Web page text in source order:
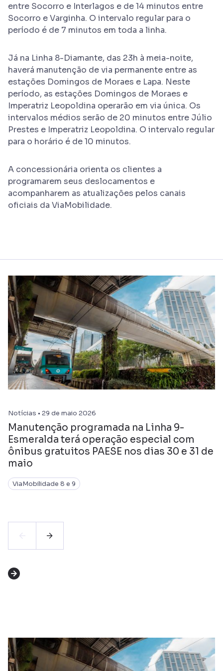
entre Socorro e Interlagos e de 14 minutos entre
Socorro e Varginha. O intervalo regular para o
período é de 7 minutos em toda a linha.
Já na Linha 8-Diamante, das 23h à meia-noite,
haverá manutenção de via permanente entre as
estações Domingos de Moraes e Lapa. Neste
período, as estações Domingos de Moraes e
Imperatriz Leopoldina operarão em via única. Os
intervalos médios serão de 20 minutos entre Júlio
Prestes e Imperatriz Leopoldina. O intervalo regular
para o horário é de 10 minutos.
A concessionária orienta os clientes a
programarem seus deslocamentos e
acompanharem as atualizações pelos canais
oficiais da ViaMobilidade.
Notícias • 29 de maio 2026
Manutenção programada na Linha 9-
Esmeralda terá operação especial com
ônibus gratuitos PAESE nos dias 30 e 31 de
maio
ViaMobilidade 8 e 9